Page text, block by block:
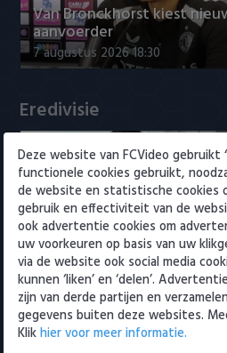
VVV Venlo
Willem II
Van Bronckhorst kiest
aanvoerder
7 augustus 2026 18:30
Eredivisie
Rogier Meijer revreden
voorbereiding Sparta
7 augustus 2026 19:11
Samenvattingen
Deze website van FCVideo gebruikt
functionele cookies gebruikt,
de website en statistische cookies
gebruik en effectiviteit van de
ook advertentie cookies om
uw voorkeuren op basis van uw
via de website ook social media
kunnen ‘liken’ en ‘delen’.
zijn van derde partijen en
gegevens buiten deze websites.
Klikhier voor meer informatie.